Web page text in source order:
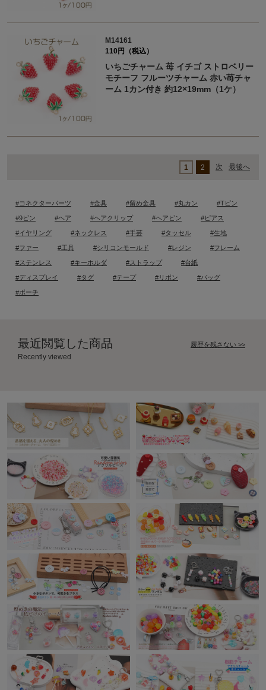
M14161
110円（税込）
いちごチャーム 苺 イチゴ ストロベリー
モチーフ フルーツチャーム 赤い苺チャ
ーム 1カン付き 約12×19mm（1ケ）
1 2 次 最後へ
#コネクターパーツ #金具 #留め金具 #丸カン #Tピン
#9ピン #ヘア #ヘアクリップ #ヘアピン #ピアス
#イヤリング #ネックレス #手芸 #タッセル #生地
#ファー #工具 #シリコンモールド #レジン #フレーム
#ステンレス #キーホルダ #ストラップ #台紙
#ディスプレイ #タグ #テープ #リボン #バッグ
#ポーチ
最近閲覧した商品
Recently viewed
履歴を残さない >>